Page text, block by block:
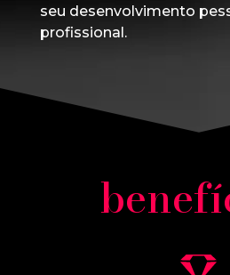
seu desenvolvimento
profissional.